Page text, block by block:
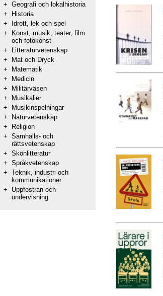
+ Geografi och lokalhistoria
+
Historia
+
Idrott, lek och spel
+
Konst, musik, teater, film
och fotokonst
+
Litteraturvetenskap
+
Mat och Dryck
+
Matematik
+
Medicin
+
Militärväsen
+
Musikalier
+
Musikinspelningar
+
Naturvetenskap
+
Religion
+ Samhälls- och
rättsvetenskap
+ Skönlitteratur
+ Språkvetenskap
+ Teknik, industri och
kommunikationer
+
Uppfostran och
undervisning